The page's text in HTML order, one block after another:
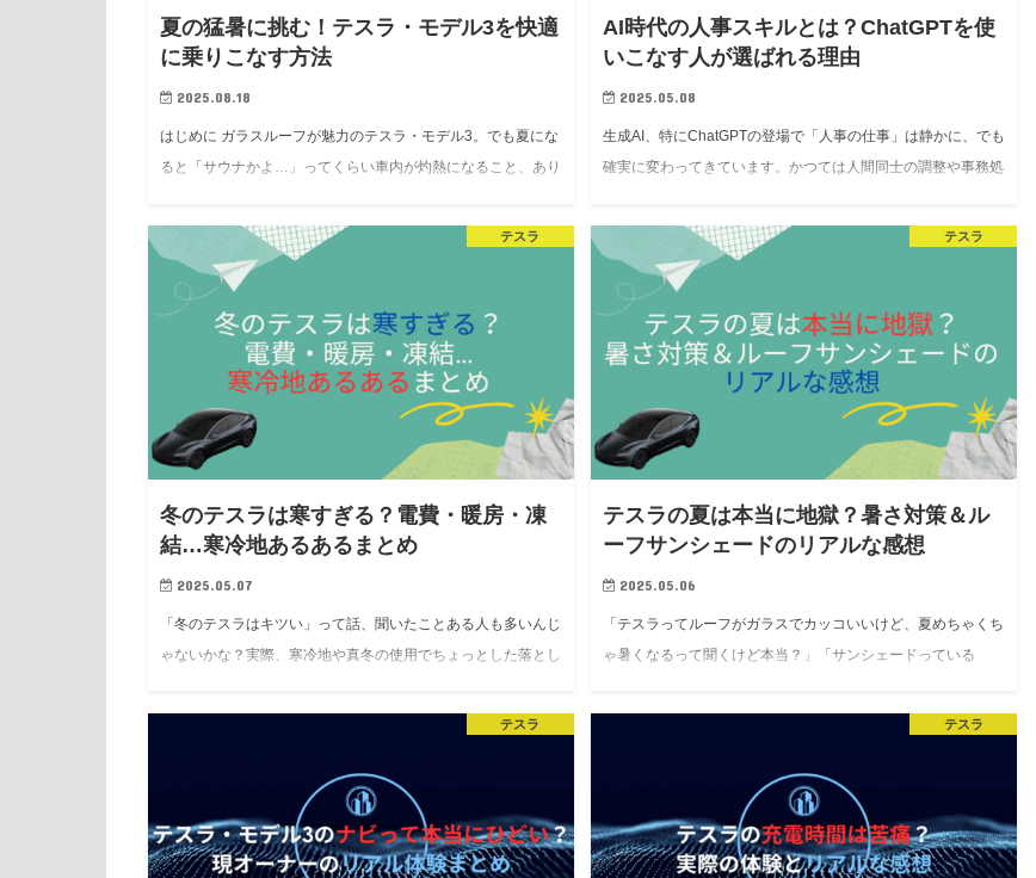
夏の猛暑に挑む！テスラ・モデル3を快適
に乗りこなす方法
2025.08.18
はじめに ガラスルーフが魅力のテスラ・モデル3。でも夏にな
ると「サウナかよ…」ってくらい車内が灼熱になること、あり
適に走るための工夫」と「必須アイテム」をまとめまし…
AI時代の人事スキルとは？ChatGPTを使
いこなす人が選ばれる理由
2025.05.08
生成AI、特にChatGPTの登場で「人事の仕事」は静かに、でも
確実に変わってきています。かつては人間同士の調整や事務処
入。とはいえ、「AIに仕事を奪われる」なんて…
テスラ
冬のテスラは寒すぎる？電費・暖房・凍
結…寒冷地あるあるまとめ
2025.05.07
「冬のテスラはキツい」って話、聞いたことある人も多いんじ
ゃないかな？実際、寒冷地や真冬の使用でちょっとした落とし
レスなく使えるよ。 今回は、現役モデル3オーナーとし…
テスラ
テスラの夏は本当に地獄？暑さ対策＆ル
ーフサンシェードのリアルな感想
2025.05.06
「テスラってルーフがガラスでカッコいいけど、夏めちゃくち
ゃ暑くなるって聞くけど本当？」「サンシェードっている
ら答えていきます！ ■ テスラの夏、マジで暑いです まず…
テスラ テスラ